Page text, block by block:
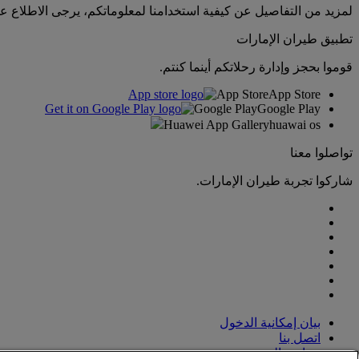
لمزيد من التفاصيل عن كيفية استخدامنا لمعلوماتكم، يرجى الاطلاع
تطبيق طيران الإمارات
قوموا بحجز وإدارة رحلاتكم أينما كنتم.
App StoreApp Store
Google PlayGoogle Play
Huawei App Galleryhuawai os
تواصلوا معنا
شاركوا تجربة طيران الإمارات.
بيان إمكانية الدخول
اتصل بنا
سياسة الخصوصية